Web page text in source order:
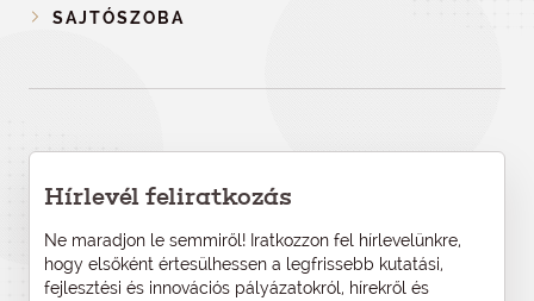
SAJTÓSZOBA
Hírlevél feliratkozás
Ne maradjon le semmiről! Iratkozzon fel hírlevelünkre,
hogy elsőként értesülhessen a legfrissebb kutatási,
fejlesztési és innovációs pályázatokról, hírekről és